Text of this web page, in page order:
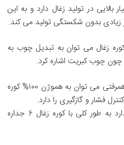
بالایی در تولید زغال دارد و به این
زیادی بدون شکستگی تولید می کند.
زغال می توان به تبدیل چوب به
چون چوب کبریت اشاره کرد.
از مهم ترین مزیت کوره زغال همرفتی می توان به هموژن ۱۰۰% کوره
فشار و گازگیری را دارد.
ویژگی های که این دستگاه دارد به طور کلی با کوره زغال ۶ جداره